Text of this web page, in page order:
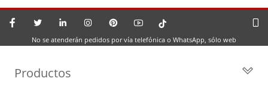
No se atenderán pedidos por vía telefónica o WhatsApp, sólo web
Productos